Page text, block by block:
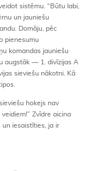
sistēmu. “Būtu labi,
un jauniešu
Domāju, pēc
pienesumu
komandas jauniešu
augstāk — 1. divīzijas A
sieviešu nākotni. Kā
hokejs nav
Zvīdre aicina
un iesaistīties, ja ir